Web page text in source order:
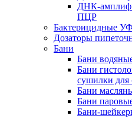
ДНК-
ПЦР
Бактерицидные
Дозаторы
Бани
Бани
Бани
сушилки для
Бани
Бани
Бани-